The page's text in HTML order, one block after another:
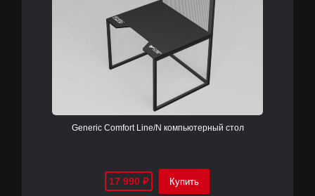
Generic Comfort Line/N компьютерный стол
17 990 ₽